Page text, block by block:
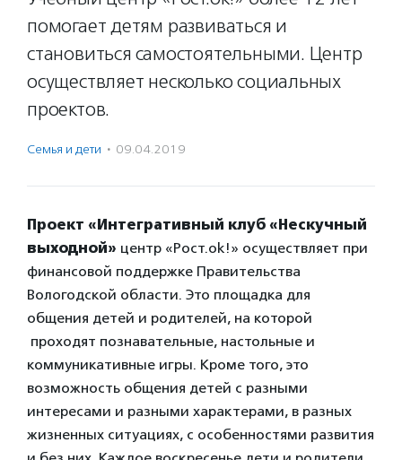
помогает детям развиваться и
становиться самостоятельными. Центр
осуществляет несколько социальных
проектов.
Семья и дети · 09.04.2019
Проект «Интегративный клуб «Нескучный
выходной» центр «Рост.ok!» осуществляет при
финансовой поддержке Правительства
Вологодской области. Это площадка для
общения детей и родителей, на которой
проходят познавательные, настольные и
коммуникативные игры. Кроме того, это
возможность общения детей с разными
интересами и разными характерами, в разных
жизненных ситуациях, с особенностями развития